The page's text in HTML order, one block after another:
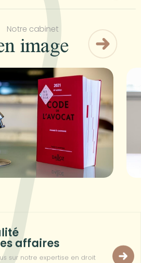
Notre cabinet
image
affaires
sur notre expertise en droit